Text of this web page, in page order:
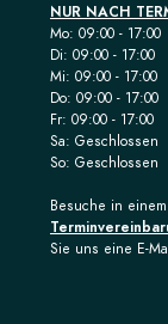
NUR NACH
Mo: 09:00 - 17:00
Di: 09:00 - 17:00
Mi: 09:00 - 17:00
Do: 09:00 - 17:00
Fr: 09:00 - 17:00
Sa: Geschlossen
So: Geschlossen
Besuche in
Sie uns eine E-